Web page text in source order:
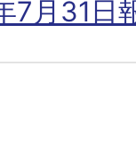
7月31日